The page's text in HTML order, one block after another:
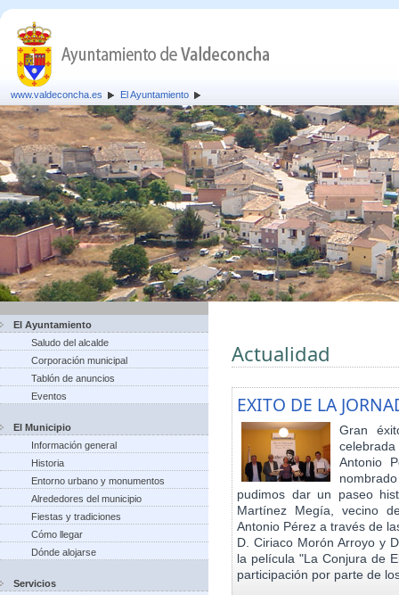
www.valdeconcha.es El Ayuntamiento
El Ayuntamiento
Saludo del alcalde
Corporación municipal
Tablón de anuncios
Eventos
El Municipio
Información general
Historia
Entorno urbano y monumentos
Alrededores del municipio
Fiestas y tradiciones
Cómo llegar
Dónde alojarse
Servicios
Actualidad
EXITO DE LA
Gran
Antonio
pudimos dar un paseo
Martínez Megía, vecino
Antonio Pérez a través de
D. Ciriaco Morón Arroyo y
la película "La Conjura de
participación por parte de